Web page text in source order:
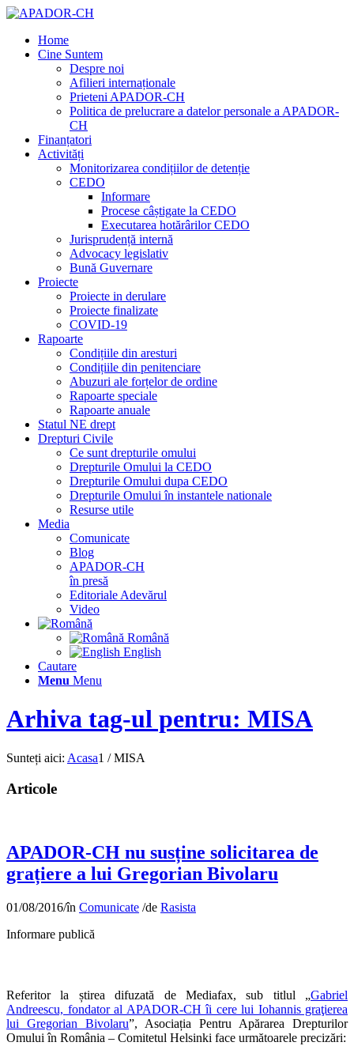
Home
Cine Suntem
Despre noi
Afilieri internaționale
Prieteni APADOR-CH
Politica de prelucrare a datelor personale a APADOR-
CH
Finanțatori
Activități
Monitorizarea condițiilor de detenție
CEDO
Informare
Procese câștigate la CEDO
Executarea hotărârilor CEDO
Jurisprudență internă
Advocacy legislativ
Bună Guvernare
Proiecte
Proiecte in derulare
Proiecte finalizate
COVID-19
Rapoarte
Condițiile din aresturi
Condițiile din penitenciare
Abuzuri ale forțelor de ordine
Rapoarte speciale
Rapoarte anuale
Statul NE drept
Drepturi Civile
Ce sunt drepturile omului
Drepturile Omului la CEDO
Drepturile Omului dupa CEDO
Drepturile Omului în instantele nationale
Resurse utile
Media
Comunicate
Blog
APADOR-CH
în presă
Editoriale Adevărul
Video
Română
English
Cautare
Menu Menu
Arhiva tag-ul pentru: MISA
Sunteți aici: Acasa1 / MISA
Articole
APADOR-CH nu susține solicitarea de
grațiere a lui Gregorian Bivolaru
01/08/2016/în Comunicate /de Rasista
Informare publică
Referitor la știrea difuzată de Mediafax, sub titlul „Gabriel
Andreescu, fondator al APADOR-CH îi cere lui Iohannis graţierea
lui Gregorian Bivolaru”, Asociația Pentru Apărarea Drepturilor
Omului în România – Comitetul Helsinki face următoarele precizări: